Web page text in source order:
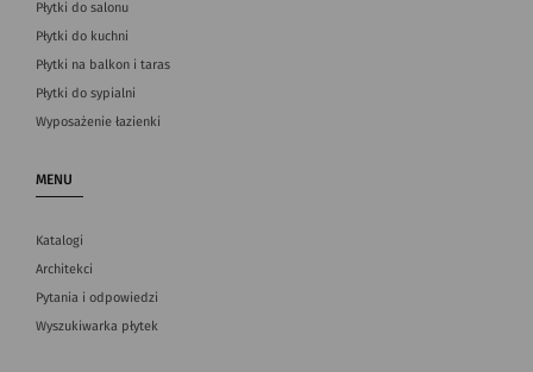
Płytki do salonu
Płytki do kuchni
Płytki na balkon i taras
Płytki do sypialni
Wyposażenie łazienki
MENU
Katalogi
Architekci
Pytania i odpowiedzi
Wyszukiwarka płytek